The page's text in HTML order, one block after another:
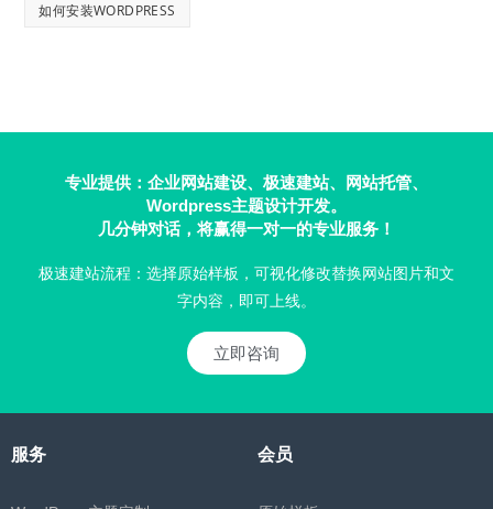
如何安装WORDPRESS
专业提供：企业网站建设、极速建站、网站托管、
Wordpress主题设计开发。
几分钟对话，将赢得一对一的专业服务！
极速建站流程：选择原始样板，可视化修改替换网站图片和文
字内容，即可上线。
立即咨询
服务 会员